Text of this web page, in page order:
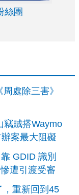
絲團
處除三害》
竊賊搭Waymo
案最大阻礙
GDID 識別
遭引渡受審
，重新回到45